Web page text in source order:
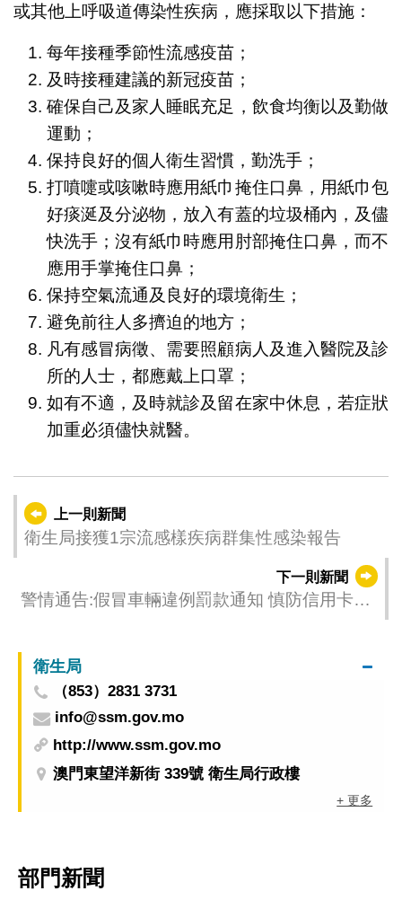
或其他上呼吸道傳染性疾病，應採取以下措施：
每年接種季節性流感疫苗；
及時接種建議的新冠疫苗；
確保自己及家人睡眠充足，飲食均衡以及勤做
運動；
保持良好的個人衛生習慣，勤洗手；
打噴嚏或咳嗽時應用紙巾掩住口鼻，用紙巾包
好痰涎及分泌物，放入有蓋的垃圾桶內，及儘
快洗手；沒有紙巾時應用肘部掩住口鼻，而不
應用手掌掩住口鼻；
保持空氣流通及良好的環境衛生；
避免前往人多擠迫的地方；
凡有感冒病徵、需要照顧病人及進入醫院及診
所的人士，都應戴上口罩；
如有不適，及時就診及留在家中休息，若症狀
加重必須儘快就醫。
上一則新聞
衛生局接獲1宗流感樣疾病群集性感染報告
下一則新聞
警情通告:假冒車輛違例罰款通知 慎防信用卡資
衛生局
（853）2831 3731
info@ssm.gov.mo
http://www.ssm.gov.mo
澳門東望洋新街 339號 衛生局行政樓
+ 更多
部門新聞